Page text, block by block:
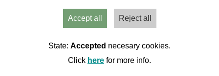
Accept all Reject all
State: Accepted necesary cookies.
Click here for more info.